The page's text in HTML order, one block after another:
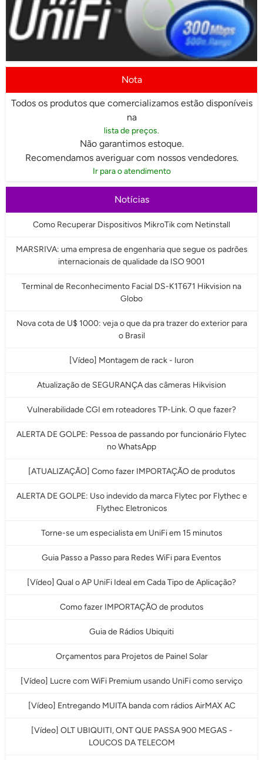
Nota
Todos os produtos que comercializamos estão disponíveis
na
lista de preços.
Não garantimos estoque.
Recomendamos averiguar com nossos vendedores.
Ir para o atendimento
Notícias
Como Recuperar Dispositivos MikroTik com Netinstall
MARSRIVA: uma empresa de engenharia que segue os padrões
internacionais de qualidade da ISO 9001
Terminal de Reconhecimento Facial DS-K1T671 Hikvision na
Globo
Nova cota de U$ 1000: veja o que da pra trazer do exterior para
o Brasil
[Vídeo] Montagem de rack - Iuron
Atualização de SEGURANÇA das câmeras Hikvision
Vulnerabilidade CGI em roteadores TP-Link. O que fazer?
ALERTA DE GOLPE: Pessoa de passando por funcionário Flytec
no WhatsApp
[ATUALIZAÇÃO] Como fazer IMPORTAÇÃO de produtos
ALERTA DE GOLPE: Uso indevido da marca Flytec por Flythec e
Flythec Eletronicos
Torne-se um especialista em UniFi em 15 minutos
Guia Passo a Passo para Redes WiFi para Eventos
[Vídeo] Qual o AP UniFi Ideal em Cada Tipo de Aplicação?
Como fazer IMPORTAÇÃO de produtos
Guia de Rádios Ubiquiti
Orçamentos para Projetos de Painel Solar
[Vídeo] Lucre com WiFi Premium usando UniFi como serviço
[Vídeo] Entregando MUITA banda com rádios AirMAX AC
[Vídeo] OLT UBIQUITI, ONT QUE PASSA 900 MEGAS -
LOUCOS DA TELECOM